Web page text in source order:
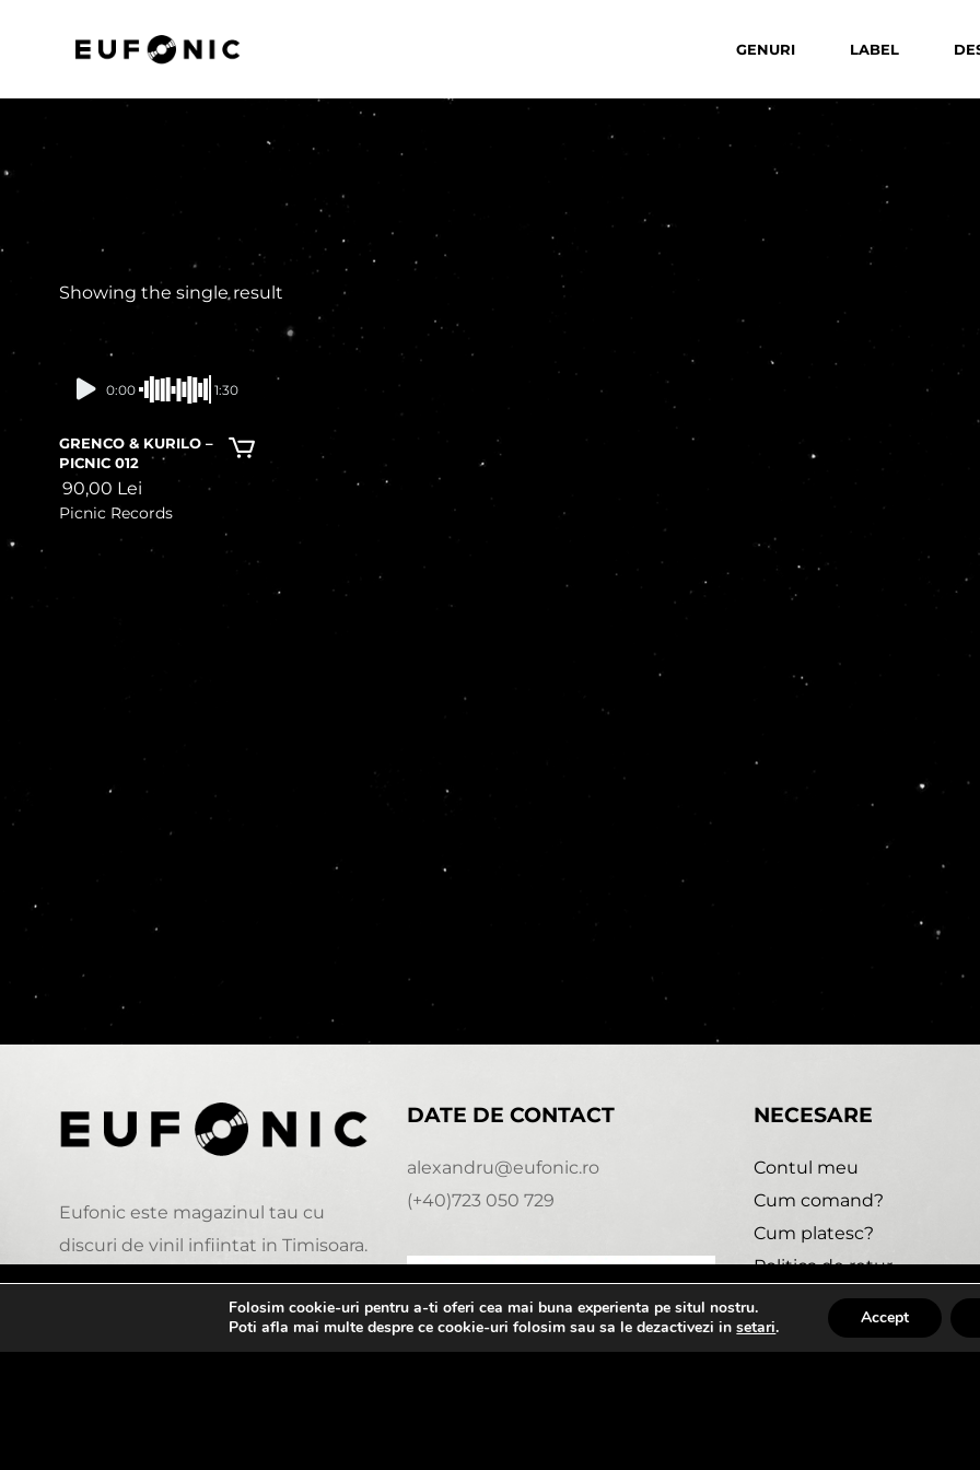
GENURI LABEL
Showing the single result
In stock
0:00 1:30
GRENCO & KURILO –
PICNIC 012
90,00 Lei
Picnic Records
Eufonic este magazinul tau cu
discuri de vinil infiintat in Timisoara.
DATE DE CONTACT
alexandru@eufonic.ro
(+40)723 050 729
NECESARE
Contul meu
Cum comand?
Cum platesc?
Politica de retur
Urmareste comanda
Folosim cookie-uri pentru a-ti oferi cea mai buna experienta pe situl nostru.
Poti afla mai multe despre ce cookie-uri folosim sau sa le dezactivezi insetari. Accept
0:00 1:30